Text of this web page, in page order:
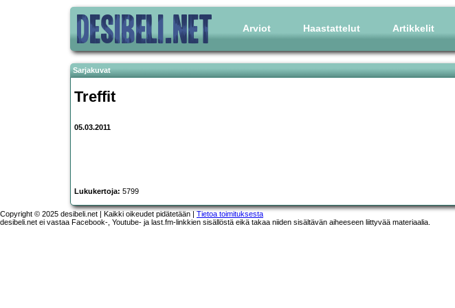
Arviot Haastattelut Artikkelit
Sarjakuvat
Treffit
05.03.2011
Lukukertoja: 5799
Copyright © 2025 desibeli.net | Kaikki oikeudet pidätetään | Tietoa toimituksesta
desibeli.net ei vastaa Facebook-, Youtube- ja last.fm-linkkien sisällöstä eikä takaa niiden sisältävän aiheeseen liittyvää materiaalia.